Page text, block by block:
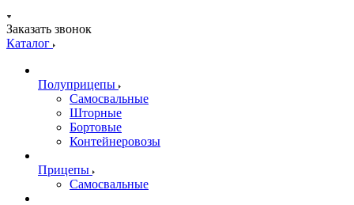
Заказать звонок
Каталог
Полуприцепы
Самосвальные
Шторные
Бортовые
Контейнеровозы
Прицепы
Самосвальные